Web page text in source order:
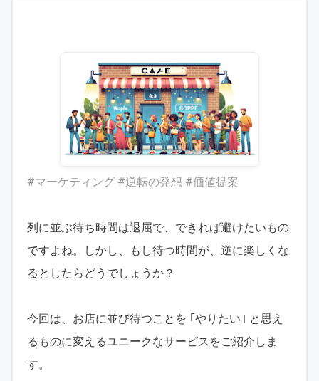
#マーケティング #逆転の発想 #価値提案
列に並ぶ待ち時間は退屈で、できれば避けたいもの
ですよね。しかし、もし待つ時間が、逆に楽しくな
るとしたらどうでしょうか？
今回は、お店に並び待つことを ｢やりたい｣ と思え
るものに変えるユニークなサービスをご紹介しま
す。